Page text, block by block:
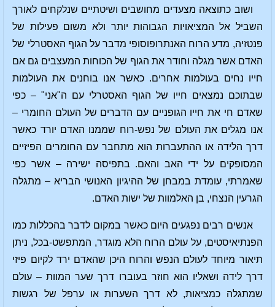
ושוב כתוצאה מצעדים מחושבים ושיטתיים שנלקחים לאורך
השביל אל המציאויות הגבוהות יותר ולא משום פעילות של
פנטזיה, מדע הרוח האנתרופוסופי מדבר על הגוף האסטרלי של
האדם אשר מגלה וחודר את הגוף של הכוחות המעצבים גם אם
חייו נחים בעולמות אחרים. כאשר אנו בוחנים את העולמות
שבתוכם נמצאים חייו של הגוף האסטרלי עם ה"אני" – כפי
שאדם חי את חייו הגופניים עם הדברים של העולם החומרי –
אנו מגלים את העולם של נפש-רוח שממנו האדם יורד כאשר
דרך הלידה או ההתעברות הוא מתחבר עם החומרים הפיזיים
המסופקים על ידי האב והאם. בתפיסה ישירה – אשר כפי
שאמרתי, עומדת במבחן של ההיגיון האנושי הבריא – מתגלה
הגרעין הנצחי, בן האלמוות של ישות האדם.
אנשים רבים נפגעים היום כאשר במקום לדבר בהכללות כמו
הפנתיאיסטים, על עולם הרוח הלא מוגדר, המתפשט-בכל, ניתן
תיאור מיוחד לעולם הנפש והרוח היכן שהאדם ירד לקיום פיזי
דרך לידה ושאליו הוא חוזר בעוברו דרך שער המוות – עולם
שמתגלה כמציאות, לא דרך השערות או ערפל של רגשות